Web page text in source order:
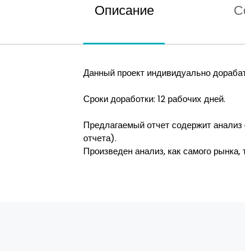
Описание
Данный проект индивидуально
Сроки доработки: 12 рабочих дней.
Предлагаемый отчет содержит
отчета).
Произведен анализ, как самого рынка,